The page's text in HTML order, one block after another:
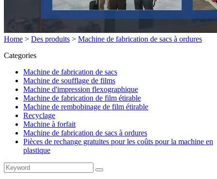
Home > Des produits > Machine de fabrication de sacs à ordures
Categories
Machine de fabrication de sacs
Machine de soufflage de films
Machine d'impression flexographique
Machine de fabrication de film étirable
Machine de rembobinage de film étirable
Recyclage
Machine à forfait
Machine de fabrication de sacs à ordures
Pièces de rechange gratuites pour les coûts pour la machine en
plastique